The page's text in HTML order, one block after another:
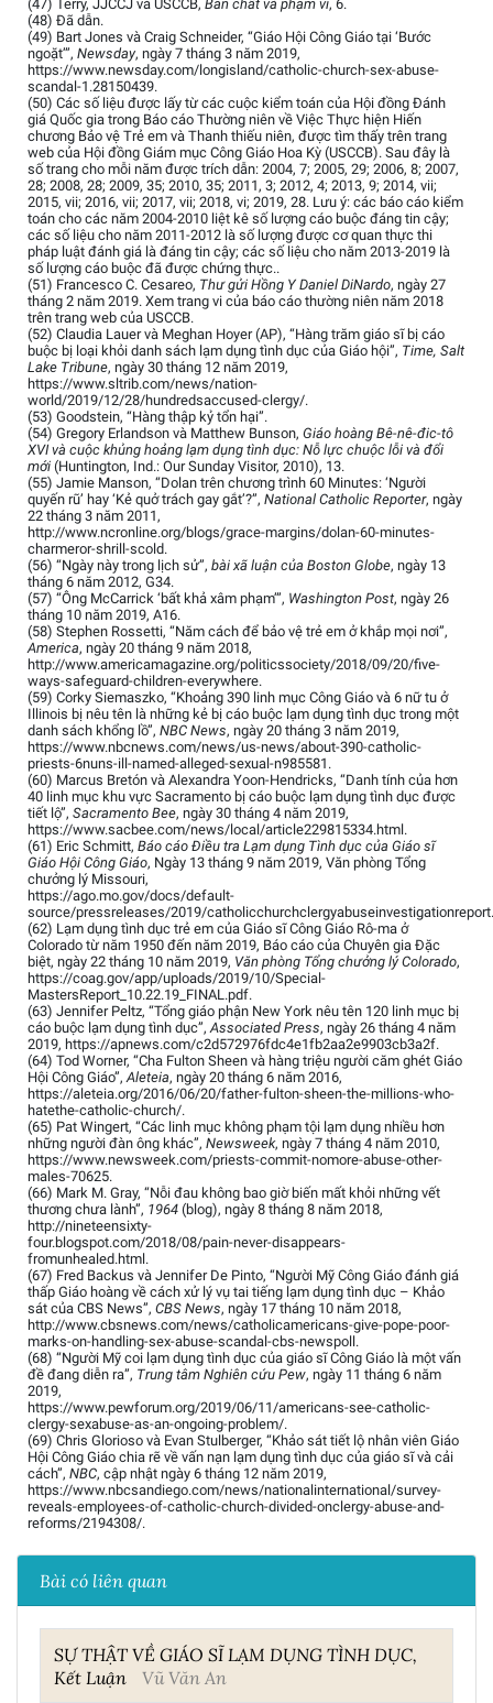
(47) Terry, JJCCJ và USCCB, Bản chất và phạm vi, 6.
(48) Đã dẫn.
(49) Bart Jones và Craig Schneider, “Giáo Hội Công Giáo tại ‘Bước
ngoặt’”, Newsday, ngày 7 tháng 3 năm 2019,
https://www.newsday.com/longisland/catholic-church-sex-abuse-
scandal-1.28150439.
(50) Các số liệu được lấy từ các cuộc kiểm toán của Hội đồng Đánh
giá Quốc gia trong Báo cáo Thường niên về Việc Thực hiện Hiến
chương Bảo vệ Trẻ em và Thanh thiếu niên, được tìm thấy trên trang
web của Hội đồng Giám mục Công Giáo Hoa Kỳ (USCCB). Sau đây là
số trang cho mỗi năm được trích dẫn: 2004, 7; 2005, 29; 2006, 8; 2007,
28; 2008, 28; 2009, 35; 2010, 35; 2011, 3; 2012, 4; 2013, 9; 2014, vii;
2015, vii; 2016, vii; 2017, vii; 2018, vi; 2019, 28. Lưu ý: các báo cáo kiểm
toán cho các năm 2004-2010 liệt kê số lượng cáo buộc đáng tin cậy;
các số liệu cho năm 2011-2012 là số lượng được cơ quan thực thi
pháp luật đánh giá là đáng tin cậy; các số liệu cho năm 2013-2019 là
số lượng cáo buộc đã được chứng thực..
(51) Francesco C. Cesareo, Thư gửi Hồng Y Daniel DiNardo, ngày 27
tháng 2 năm 2019. Xem trang vi của báo cáo thường niên năm 2018
trên trang web của USCCB.
(52) Claudia Lauer và Meghan Hoyer (AP), “Hàng trăm giáo sĩ bị cáo
buộc bị loại khỏi danh sách lạm dụng tình dục của Giáo hội”, Time, Salt
Lake Tribune, ngày 30 tháng 12 năm 2019,
https://www.sltrib.com/news/nation-
world/2019/12/28/hundredsaccused-clergy/.
(53) Goodstein, “Hàng thập kỷ tổn hại”.
(54) Gregory Erlandson và Matthew Bunson, Giáo hoàng Bê-nê-đic-tô
XVI và cuộc khủng hoảng lạm dụng tình dục: Nỗ lực chuộc lỗi và đổi
mới (Huntington, Ind.: Our Sunday Visitor, 2010), 13.
(55) Jamie Manson, “Dolan trên chương trình 60 Minutes: ‘Người
quyến rũ’ hay ‘Kẻ quở trách gay gắt’?”, National Catholic Reporter, ngày
22 tháng 3 năm 2011,
http://www.ncronline.org/blogs/grace-margins/dolan-60-minutes-
charmeror-shrill-scold.
(56) “Ngày này trong lịch sử”, bài xã luận của Boston Globe, ngày 13
tháng 6 năm 2012, G34.
(57) “Ông McCarrick ‘bất khả xâm phạm’”, Washington Post, ngày 26
tháng 10 năm 2019, A16.
(58) Stephen Rossetti, “Năm cách để bảo vệ trẻ em ở khắp mọi nơi”,
America, ngày 20 tháng 9 năm 2018,
http://www.americamagazine.org/politicssociety/2018/09/20/five-
ways-safeguard-children-everywhere.
(59) Corky Siemaszko, “Khoảng 390 linh mục Công Giáo và 6 nữ tu ở
Illinois bị nêu tên là những kẻ bị cáo buộc lạm dụng tình dục trong một
danh sách khổng lồ”, NBC News, ngày 20 tháng 3 năm 2019,
https://www.nbcnews.com/news/us-news/about-390-catholic-
priests-6nuns-ill-named-alleged-sexual-n985581.
(60) Marcus Bretón và Alexandra Yoon-Hendricks, “Danh tính của hơn
40 linh mục khu vực Sacramento bị cáo buộc lạm dụng tình dục được
tiết lộ”, Sacramento Bee, ngày 30 tháng 4 năm 2019,
https://www.sacbee.com/news/local/article229815334.html.
(61) Eric Schmitt, Báo cáo Điều tra Lạm dụng Tình dục của Giáo sĩ
Giáo Hội Công Giáo, Ngày 13 tháng 9 năm 2019, Văn phòng Tổng
chưởng lý Missouri,
https://ago.mo.gov/docs/default-
source/pressreleases/2019/
(62) Lạm dụng tình dục trẻ em của Giáo sĩ Công Giáo Rô-ma ở
Colorado từ năm 1950 đến năm 2019, Báo cáo của Chuyên gia Đặc
biệt, ngày 22 tháng 10 năm 2019, Văn phòng Tổng chưởng lý Colorado,
https://coag.gov/app/uploads/2019/10/Special-
MastersReport_10.22.19_FINAL.pdf.
(63) Jennifer Peltz, “Tổng giáo phận New York nêu tên 120 linh mục bị
cáo buộc lạm dụng tình dục”,Associated Press, ngày 26 tháng 4 năm
2019, https://apnews.com/c2d572976fdc4e1fb2aa2e9903cb3a2f.
(64) Tod Worner, “Cha Fulton Sheen và hàng triệu người căm ghét Giáo
Hội Công Giáo”,Aleteia, ngày 20 tháng 6 năm 2016,
https://aleteia.org/2016/06/20/father-fulton-sheen-the-millions-who-
hatethe-catholic-church/.
(65) Pat Wingert, “Các linh mục không phạm tội lạm dụng nhiều hơn
những người đàn ông khác”, Newsweek, ngày 7 tháng 4 năm 2010,
https://www.newsweek.com/priests-commit-nomore-abuse-other-
males-70625.
(66) Mark M. Gray, “Nỗi đau không bao giờ biến mất khỏi những vết
thương chưa lành”, 1964 (blog), ngày 8 tháng 8 năm 2018,
http://nineteensixty-
four.blogspot.com/2018/08/pain-never-disappears-
fromunhealed.html.
(67) Fred Backus và Jennifer De Pinto, “Người Mỹ Công Giáo đánh giá
thấp Giáo hoàng về cách xử lý vụ tai tiếng lạm dụng tình dục – Khảo
sát của CBS News”, CBS News, ngày 17 tháng 10 năm 2018,
http://www.cbsnews.com/news/catholicamericans-give-pope-poor-
marks-on-handling-sex-abuse-scandal-cbs-newspoll.
(68) “Người Mỹ coi lạm dụng tình dục của giáo sĩ Công Giáo là một vấn
đề đang diễn ra”, Trung tâm Nghiên cứu Pew, ngày 11 tháng 6 năm
2019,
https://www.pewforum.org/2019/06/11/americans-see-catholic-
clergy-sexabuse-as-an-ongoing-problem/.
(69) Chris Glorioso và Evan Stulberger, “Khảo sát tiết lộ nhân viên Giáo
Hội Công Giáo chia rẽ về vấn nạn lạm dụng tình dục của giáo sĩ và cải
cách”, NBC, cập nhật ngày 6 tháng 12 năm 2019,
https://www.nbcsandiego.com/news/nationalinternational/survey-
reveals-employees-of-catholic-church-divided-onclergy-abuse-and-
reforms/2194308/.
Bài có liên quan
SỰ THẬT VỀ GIÁO SĨ LẠM DỤNG TÌNH DỤC,
Kết Luận
Vũ Văn An